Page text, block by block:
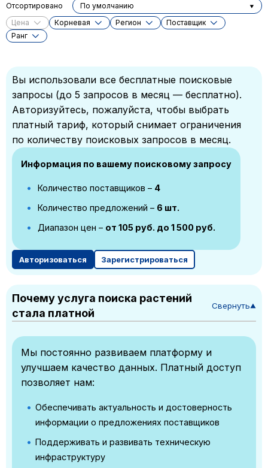
Цена Корневая Регион
Поставщик
Ранг
Отсортировано По умолчанию
Вы использовали все бесплатные поисковые
запросы (до 5 запросов в месяц — бесплатно).
Авторизуйтесь, пожалуйста, чтобы выбрать
платный тариф, который снимает ограничения
по количеству поисковых запросов в месяц.
Информация по вашему поисковому запросу
Количество поставщиков – 4
Количество предложений – 6 шт.
Диапазон цен – от 105 руб. до 1 500 руб.
Авторизоваться Зарегистрироваться
Почему услуга поиска растений
стала платной
Свернуть▼
Мы постоянно развиваем платформу и
улучшаем качество данных. Платный доступ
позволяет нам:
Обеспечивать актуальность и достоверность
информации о предложениях поставщиков
Поддерживать и развивать техническую
инфраструктуру